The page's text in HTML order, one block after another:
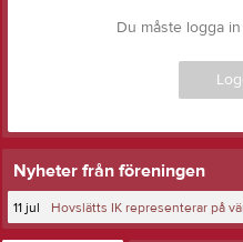
Du måste logga
Nyheter från föreningen
11 jul Hovslätts IK representerar på